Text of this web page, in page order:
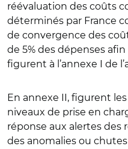
réévaluation des coûts
déterminés par France
de convergence des
de 5% des dépenses
figurent à l’annexe I de
En annexe II, figurent
niveaux de prise en
réponse aux alertes des
des anomalies ou